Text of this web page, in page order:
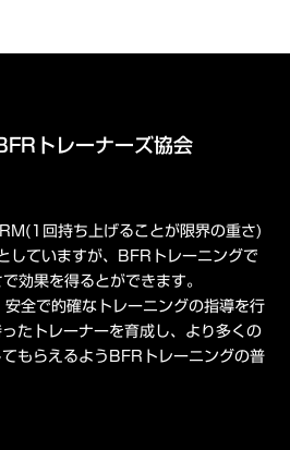
トレーナーズ協会
回持ち上げることが限界の重さ)
ていますが、BFRトレーニングで
果を得るとができます。
全で的確なトレーニングの指導を行
たトレーナーを育成し、より多くの
もらえるようBFRトレーニングの普